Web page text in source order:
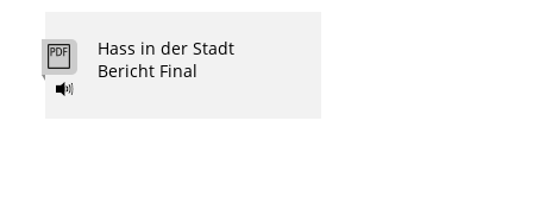
Hass in der Stadt
Bericht Final